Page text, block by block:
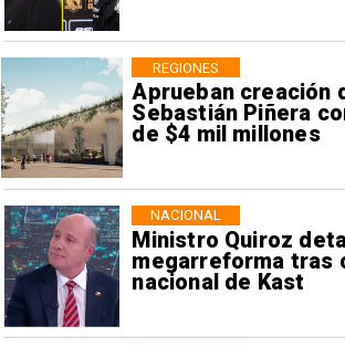
Aprueban creación
Sebastián Piñera
de $4 mil millones
REGIONES
Ministro Quiroz
megarreforma tras
nacional de Kast
NACIONAL